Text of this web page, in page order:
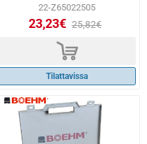
22-Z65022505
23,23€ 25,82€
d
Tilattavissa